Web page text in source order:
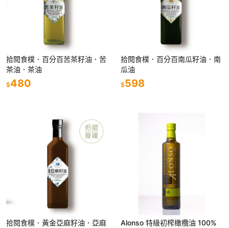
拾閱食樸．百分百苦茶籽油．苦
茶油．茶油
$480
拾閱食樸．百分百南瓜籽油．南
瓜油
$598
拾閱食樸．黃金亞麻籽油．亞麻
Alonso 特級初榨橄欖油 100%